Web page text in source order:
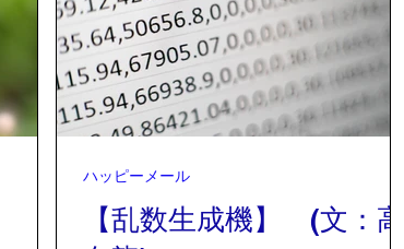
【乱数生成機】 (文：高
ハッピーメール